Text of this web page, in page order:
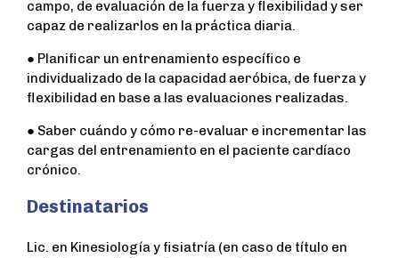
campo, de evaluación de la fuerza y flexibilidad y ser
capaz de realizarlos en la práctica diaria.
● Planificar un entrenamiento específico e
individualizado de la capacidad aeróbica, de fuerza y
flexibilidad en base a las evaluaciones realizadas.
● Saber cuándo y cómo re-evaluar e incrementar las
cargas del entrenamiento en el paciente cardíaco
crónico.
Destinatarios
Lic. en Kinesiología y fisiatría (en caso de título en